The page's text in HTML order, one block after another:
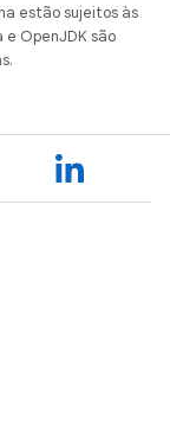
estão sujeitos às
e OpenJDK são